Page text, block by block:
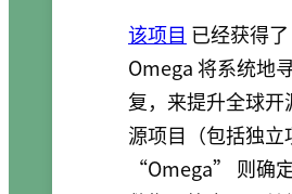
该项目 已经获得
Omega 将系统地
复，来提升全球
源项目（包括独
“Omega” 则确